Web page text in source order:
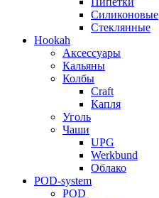
Силиконовые
Стеклянные
Hookah
Аксессуары
Кальяны
Колбы
Craft
Капля
Уголь
Чаши
UPG
Werkbund
Облако
POD-system
POD